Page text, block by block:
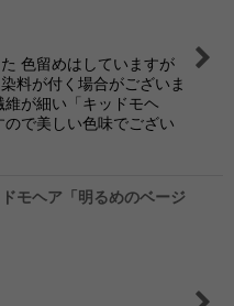
色留めはしていますが
料が付く場合がございま
が細い「キッドモヘ
で美しい色味でござい
ヘア「明るめのベージ